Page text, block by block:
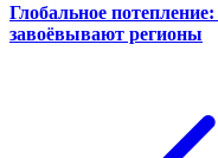
Глобальное
завоёвывают регионы